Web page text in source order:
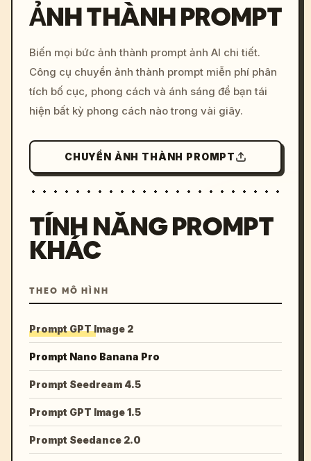
c, cyberpunk sunset, neon
colors, 8k --v 6.0
ẢNH THÀNH PROMPT
Biến mọi bức ảnh thành prompt ảnh AI chi tiết.
Công cụ chuyển ảnh thành prompt miễn phí phân
tích bố cục, phong cách và ánh sáng để bạn tái
hiện bất kỳ phong cách nào trong vài giây.
CHUYỂN ẢNH THÀNH PROMPT
TÍNH NĂNG PROMPT
KHÁC
THEO MÔ HÌNH
Prompt GPT Image 2
Prompt Nano Banana Pro
Prompt Seedream 4.5
Prompt GPT Image 1.5
Prompt Seedance 2.0